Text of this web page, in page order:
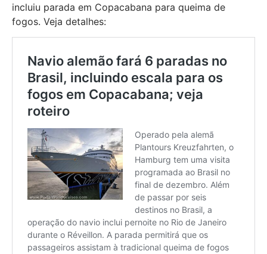
incluiu parada em Copacabana para queima de
fogos. Veja detalhes: